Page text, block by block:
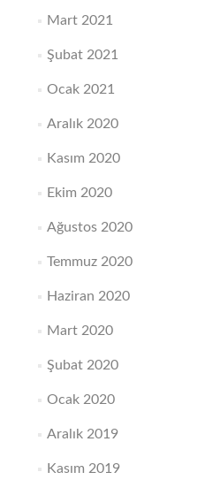
Mart 2021
Şubat 2021
Ocak 2021
Aralık 2020
Kasım 2020
Ekim 2020
Ağustos 2020
Temmuz 2020
Haziran 2020
Mart 2020
Şubat 2020
Ocak 2020
Aralık 2019
Kasım 2019